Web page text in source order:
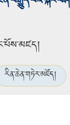
རིན་ཆེན་གཏེར་མཛོད།